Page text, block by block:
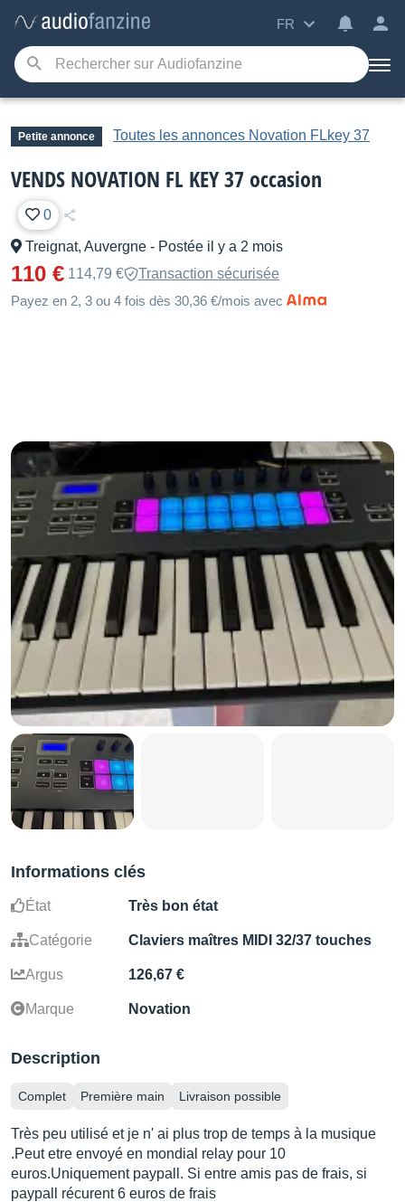
FR
Petite annonce Toutes les annonces Novation FLkey 37
VENDS NOVATION FL KEY 37 occasion
0
Treignat, Auvergne - Postée il y a 2 mois
110 € 114,79 €
Transaction sécurisée
Payez en 2, 3 ou 4 fois dès 30,36 €/mois avec
Informations clés
État Très bon état
Catégorie Claviers maîtres MIDI 32/37 touches
Argus 126,67 €
Marque Novation
Description
Complet Première main Livraison possible
Très peu utilisé et je n' ai plus trop de temps à la musique
.Peut etre envoyé en mondial relay pour 10
euros.Uniquement paypall. Si entre amis pas de frais, si
paypall récurent 6 euros de frais